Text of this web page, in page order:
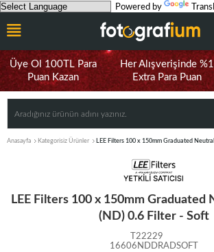
Powered by
Üye Ol 100TL Para
Puan Kazan
Her Alışverişinde %1
Extra Para Puan
Anasayfa Kategorisiz Ürünler LEE Filters 100 x 150mm Graduated
LEE Filters 100 x 150mm
(ND) 0.6 Filter - Soft
T22229
16606NDDRADSOFT